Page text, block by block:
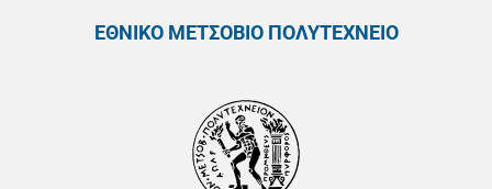
ΕΘΝΙΚΟ ΜΕΤΣΟΒΙΟ ΠΟΛΥΤΕΧΝΕΙΟ